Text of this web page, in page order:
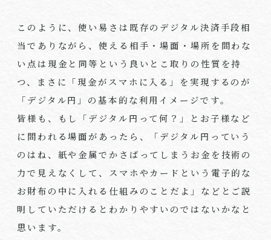
このように、使い易さは既存のデジタル決済手段相
当でありながら、使える相手・場面・場所を問わな
い点は現金と同等という良いとこ取りの性質を持
つ、まさに「現金がスマホに入る」を実現するのが
「デジタル円」の基本的な利用イメージです。
皆様も、もし「デジタル円って何？」とお子様など
に問われる場面があったら、「デジタル円っていう
のはね、紙や金属でかさばってしまうお金を技術の
力で見えなくして、スマホやカードという電子的な
お財布の中に入れる仕組みのことだよ」などとご説
明していただけるとわかりやすいのではないかなと
思います。